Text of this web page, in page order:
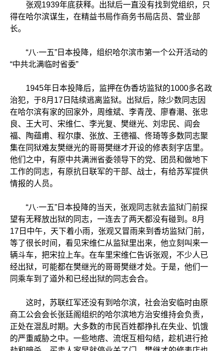
张观1939年底获释。出狱后一直没有找到党组织，只
得在哈尔滨谋生，在精益书局作商务书局店员、营业部
长。
“八·一五”日本投降，组织哈尔滨市第一个公开活动的
“中共北满临时省委”
1945年日本投降后，监押在伪香坊监狱的1000多名政
治犯，于8月17日陆续逃离监狱。出狱后，除少数同志因
在哈尔滨有家的回家外，周维斌、李青茂、廖春潮、张忠
良、王大可、宋维仁、李光复、樊继光、刘忠民、阎会
福、陶蕴甫、程尔康、张放、王德福、佟琦等多数同志聚
集在同狱难友樊继光的哥哥樊继才开设的修表刻字店里。
他们之中，有原中共满洲省委领导下的党、团员和做地下
工作的同志，有原抗日联军的干部、战士，有给苏军提供
情报的人员。
“八·一五”日本投降的当天，张观同志就去监狱门前探
望有无释放出狱的同志，一连去了两天都没有碰到。8月
17日中午，天下着小雨，张观又冒雨来到香坊监狱门前，
等了很长时间，看见宋维仁从监狱里出来，他立刻叫来一
辆斗车，把宋拉上车。在车里宋维仁告诉张观，不少人已
经出狱，可能都在樊继光的哥哥樊继才处。于是，他们一
同乘车到了道外和已经出狱的同志会合。
这时，苏联红军还没有到哈尔滨，社会治安临时由原
商工公会会长张廷阁组织的哈尔滨地方治安维持会负责，
正处在混乱时期。大多数的市民百姓都挣扎在失业、饥饿
的严重威胁之中。一些地痞、流氓互相勾结，趁机进行抢